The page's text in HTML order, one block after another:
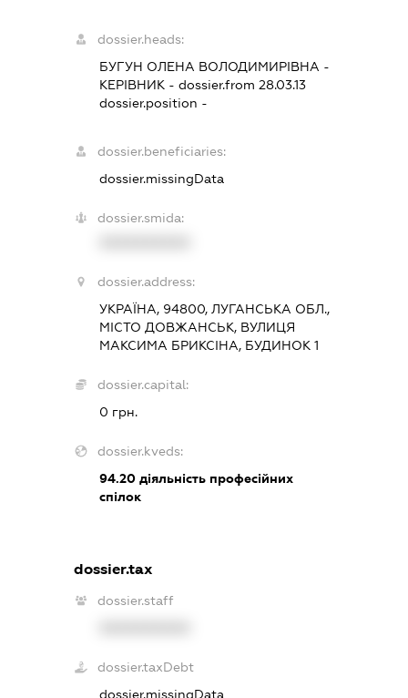
dossier.heads:
БУГУН ОЛЕНА ВОЛОДИМИРІВНА -
КЕРІВНИК- dossier.from 28.03.13
dossier.position -
dossier.beneficiaries:
dossier.missingData
dossier.smida:
dossier.address:
УКРАЇНА, 94800, ЛУГАНСЬКА ОБЛ.,
МІСТО ДОВЖАНСЬК, ВУЛИЦЯ
МАКСИМА БРИКСІНА, БУДИНОК 1
dossier.capital:
0 грн.
dossier.kveds:
94.20діяльність професійних
спілок
dossier.tax
dossier.staff
dossier.taxDebt
dossier.missingData